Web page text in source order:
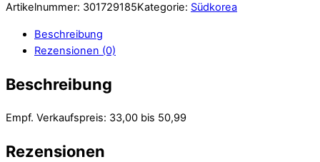
Artikelnummer: 301729185Kategorie: Südkorea
Beschreibung
Rezensionen (0)
Beschreibung
Empf. Verkaufspreis: 33,00 bis 50,99
Rezensionen